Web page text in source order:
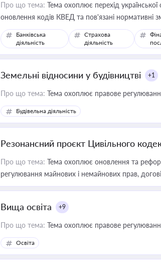
Про що тема: Тема охоплює перехід української
оновлення кодів КВЕД та пов'язані нормативні
Банківська
діяльність
Страхова
діяльність
Земельні відносини у будівництві +1
Про що тема: Тема охоплює правове
Будівельна діяльність
Резонансний проєкт Цивільного
Про що тема: Тема охоплює оновлення та
регулювання майнових і немайнових прав,
Вища освіта +9
Про що тема: Тема охоплює правове регулювання
Освіта